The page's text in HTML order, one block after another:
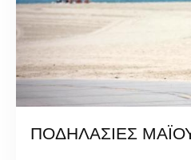
ΠΟΔΗΛΑΣΙΕΣ